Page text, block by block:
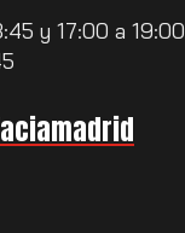
y 17:00 a 19:00